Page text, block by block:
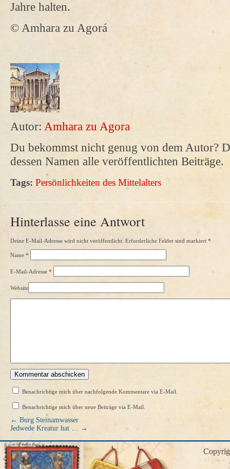
Jahre halten.
© Amhara zu Agorá
Autor: Amhara zu Agora
Du bekommst nicht genug von dem Autor?
dessen Namen alle veröffentlichten Beiträge.
Tags: Persönlichkeiten des Mittelalters
Hinterlasse eine Antwort
Deine E-Mail-Adresse wird nicht veröffentlicht. Erforderliche Felder sind markiert *
Name *
E-Mail-Adresse *
Website
Benachrichtige mich über nachfolgende Kommentare via E-Mail.
Benachrichtige mich über neue Beiträge via E-Mail.
← Burg Steinamwasser
Jedwede Kreatur hat … →